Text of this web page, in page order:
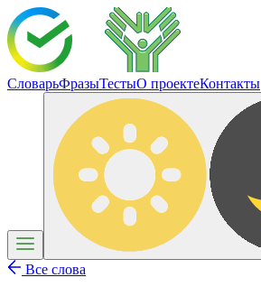
СловарьФразыТестыО проектеКонтакты
Все слова